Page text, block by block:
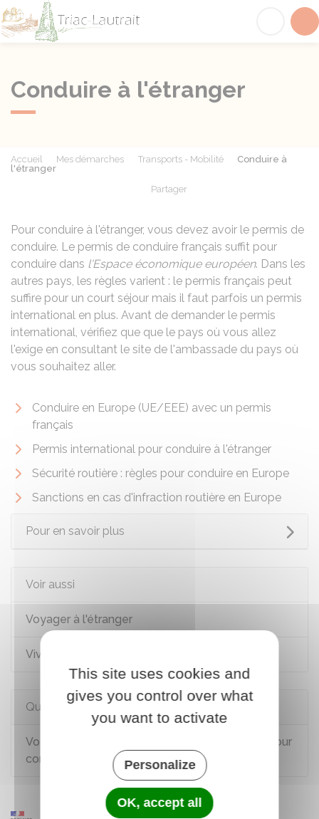
Conduire à l'étranger
Accueil Mes démarches Transports - Mobilité
Conduire à
l'étranger
Partager
Pour conduire à l'étranger, vous devez avoir le permis de
conduire. Le permis de conduire français suffit pour
conduire dans l'Espace économique européen. Dans les
autres pays, les règles varient : le permis français peut
suffire pour un court séjour mais il faut parfois un permis
international en plus. Avant de demander le permis
international, vérifiez que que le pays où vous allez
l'exige en consultant le site de l'ambassade du pays où
vous souhaitez aller.
Conduire en Europe (UE/EEE) avec un permis
français
Permis international pour conduire à l'étranger
Sécurité routière : règles pour conduire en Europe
Sanctions en cas d'infraction routière en Europe
Pour en savoir plus
Voir aussi
Voyager à l'étranger
Vivre à l'étranger
Questions ? Réponses !
Voyage à l'étranger : quels documents faut-il pour
conduire ?
This site uses cookies and
gives you control over what
you want to activate
Personalize
OK, accept all